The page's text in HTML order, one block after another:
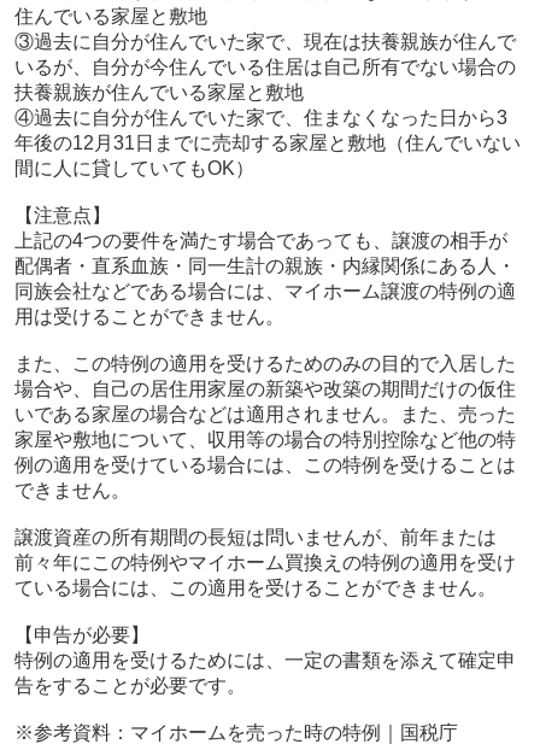
住んでいる家屋と敷地
③過去に自分が住んでいた家で、現在は扶養親族が住んで
いるが、自分が今住んでいる住居は自己所有でない場合の
扶養親族が住んでいる家屋と敷地
④過去に自分が住んでいた家で、住まなくなった日から3
年後の12月31日までに売却する家屋と敷地（住んでいない
間に人に貸していてもOK）
【注意点】
上記の4つの要件を満たす場合であっても、譲渡の相手が
配偶者・直系血族・同一生計の親族・内縁関係にある人・
同族会社などである場合には、マイホーム譲渡の特例の適
用は受けることができません。
また、この特例の適用を受けるためのみの目的で入居した
場合や、自己の居住用家屋の新築や改築の期間だけの仮住
いである家屋の場合などは適用されません。また、売った
家屋や敷地について、収用等の場合の特別控除など他の特
例の適用を受けている場合には、この特例を受けることは
できません。
譲渡資産の所有期間の長短は問いませんが、前年または
前々年にこの特例やマイホーム買換えの特例の適用を受け
ている場合には、この適用を受けることができません。
【申告が必要】
特例の適用を受けるためには、一定の書類を添えて確定申
告をすることが必要です。
※参考資料： マイホームを売った時の特例｜国税庁